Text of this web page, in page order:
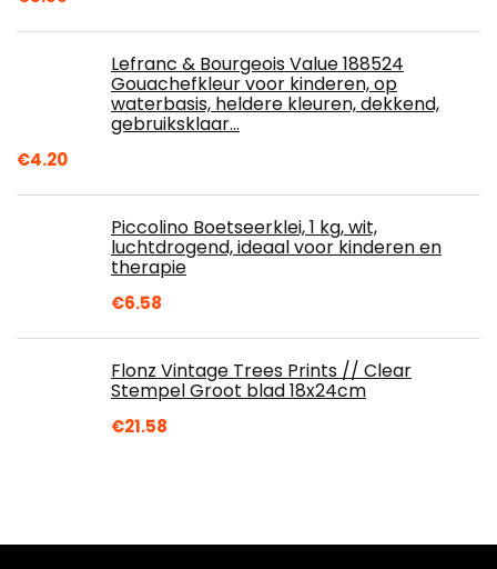
Lefranc & Bourgeois Value 188524
Gouachefkleur voor kinderen, op
waterbasis, heldere kleuren, dekkend,
gebruiksklaar…
€4.20
Piccolino Boetseerklei, 1 kg, wit,
luchtdrogend, ideaal voor kinderen en
therapie
€6.58
Flonz Vintage Trees Prints // Clear
Stempel Groot blad 18x24cm
€21.58